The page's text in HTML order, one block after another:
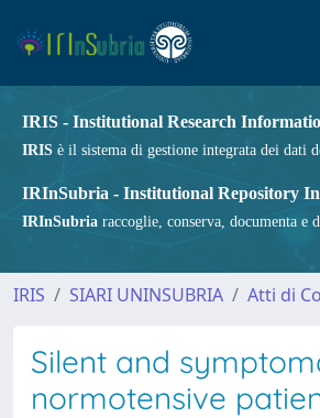
IRIS - Institutional Research
IRIS è il sistema di gestione integrata dei dati
IRInSubria - Institutional Repository
IRInSubria raccoglie, conserva, documenta
IRIS SIARI UNINSUBRIA Atti di
Silent and
normotensive